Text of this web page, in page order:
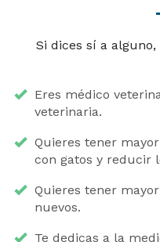
Si dices sí a
Eres médico
veterinaria.
Quieres tener
con gatos y reducir
Quieres tener
nuevos.
Te dedicas a la